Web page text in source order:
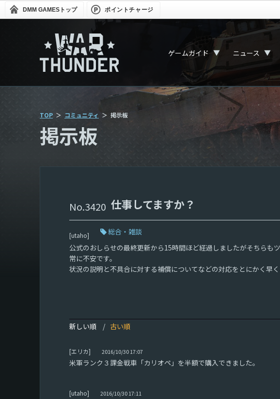
DMM GAMES トップ ポイントチャージ
ゲームガイド ▼ ニュース ▼
TOP コミュニティ 掲示板
掲示板
3420 仕事してますか？
[utaho]
総合・雑談
公式のおしらせの最終更新から15時間ほど経過しましたがそちら
常に不安です。
状況の説明と不具合に対する補償についてなどの対応をとにかく早く
新しい順 古い順
[エリカ] 2016/10/30 17:07
米軍ランク３課金戦車「カリオペ」を半額で購入できました。
[utaho] 2016/10/30 17:11